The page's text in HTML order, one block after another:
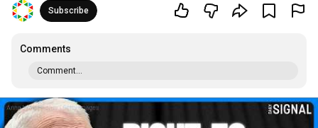
Subscribe
Comments
Comment...